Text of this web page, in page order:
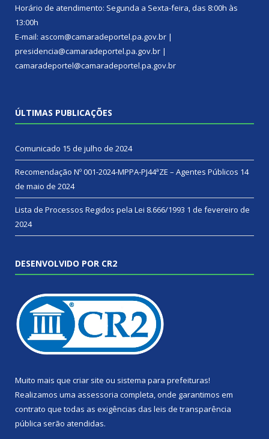
Horário de atendimento: Segunda a Sexta-feira, das 8:00h às
13:00h
E-mail: ascom@camaradeportel.pa.gov.br |
presidencia@camaradeportel.pa.gov.br |
camaradeportel@camaradeportel.pa.gov.br
ÚLTIMAS PUBLICAÇÕES
Comunicado 15 de julho de 2024
Recomendação Nº 001-2024-MPPA-PJ44ªZE – Agentes Públicos 14
de maio de 2024
Lista de Processos Regidos pela Lei 8.666/1993 1 de fevereiro de
2024
DESENVOLVIDO POR CR2
Muito mais que criar site ou sistema para prefeituras!
Realizamos uma assessoria completa, onde garantimos em
contrato que todas as exigências das leis de transparência
pública serão atendidas.